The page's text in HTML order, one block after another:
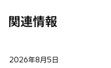
関連情報
2026年8月5日